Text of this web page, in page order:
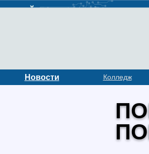
Новости Колледж